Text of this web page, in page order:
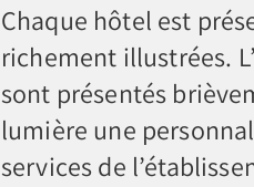
Chaque hôtel est
richement illustrées.
sont présentés
lumière une
services de